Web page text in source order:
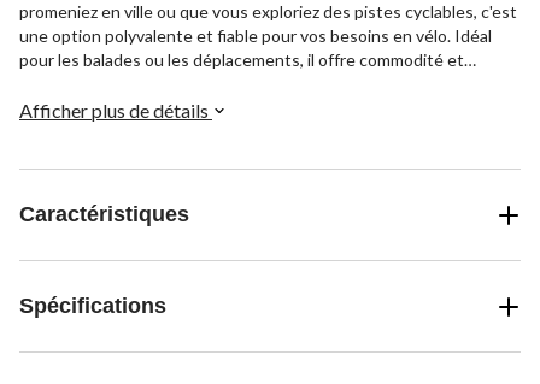
promeniez en ville ou que vous exploriez des pistes cyclables, c'est
une option polyvalente et fiable pour vos besoins en vélo. Idéal
pour les balades ou les déplacements, il offre commodité et
Afficher plus de détails
Caractéristiques
Spécifications